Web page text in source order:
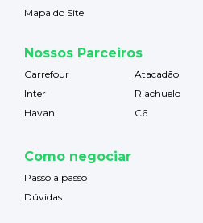
Mapa do Site
Nossos Parceiros
Carrefour
Atacadão
Inter
Riachuelo
Havan
C6
Como negociar
Passo a passo
Dúvidas